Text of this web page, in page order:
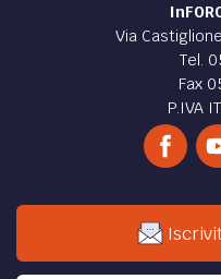
Via
Tel.
Fax
P.IVA